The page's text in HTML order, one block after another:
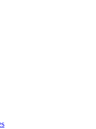
populaires